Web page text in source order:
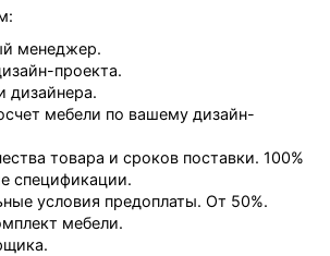
менеджер.
проекта.
дизайнера.
мебели по вашему дизайн-
товара и сроков поставки. 100%
спецификации.
условия предоплаты. От 50%.
мебели.